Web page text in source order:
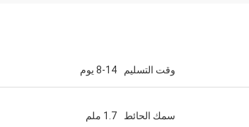
وقت التسليم 8-14 يوم
سمك الحائط 1.7 ملم